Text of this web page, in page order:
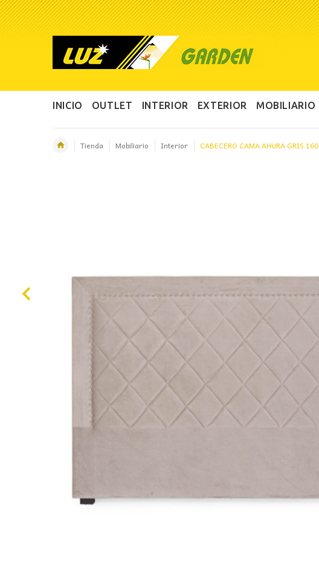
INICIO OUTLET INTERIOR EXTERIOR MOBILIARIO
Tienda Mobiliario Interior CABECERO CAMA AHURA GRIS 160